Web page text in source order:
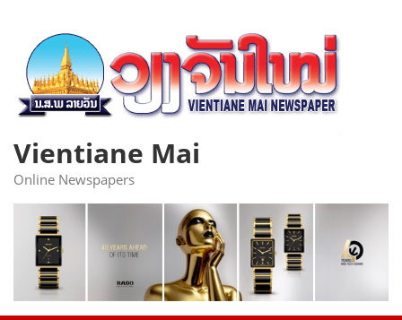
content
Vientiane Mai
Online Newspapers